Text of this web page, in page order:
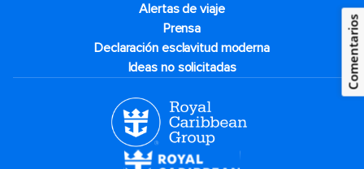
Alertas de viaje
Prensa
Declaración esclavitud moderna
Ideas no solicitadas
Comentarios